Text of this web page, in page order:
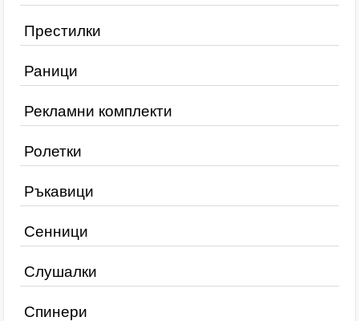
Престилки
Раници
Рекламни комплекти
Ролетки
Ръкавици
Сенници
Слушалки
Спинери